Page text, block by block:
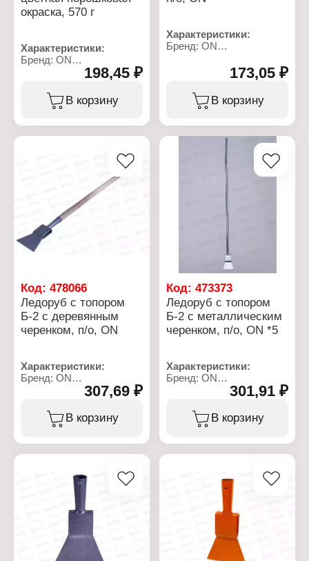
окраска, 570 г
Характеристики:
Бренд: ON
Артикул: 24-03-019
Тип товара: Ледоруб
Вариация: с топором
Модель: Б-2
Ручка на черенке: нет
порошковое
окрашивание
Вес: 570 г
198,45 ₽
В корзину
Характеристики:
Бренд: ON
Тип товара: Ледоруб
Вариация: с топором
Модель: Б-2
Тулейка: 30 мм
Ширина: 115 мм
Ручка на черенке: нет
Материал рабочей
части: металл
Цвет: порошковое
173,05 ₽
В корзину
Код: 478066
Ледоруб с топором
Б-2 с деревянным
черенком, п/о, ON
Характеристики:
Бренд: ON
Артикул: 24-03-017
Тип товара: Ледоруб
Вариация: с топором
Модель: Б-2
Материал рабочей
части: металл
Материал рукояти:
Цвет: порошковое
307,69 ₽
В корзину
Код:473373
Ледоруб с топором
Б-2 с металлическим
черенком, п/о, ON *5
Характеристики:
Бренд: ON
Артикул: 24-03-012
Тип товара: Ледоруб
Вариация: с топором
Модель: Б-2
Вид окраски: порошковая
Длина: 1300 мм
Ширина: 110 мм
Материал рабочей
Вес: 1,2 кг
301,91 ₽
В корзину